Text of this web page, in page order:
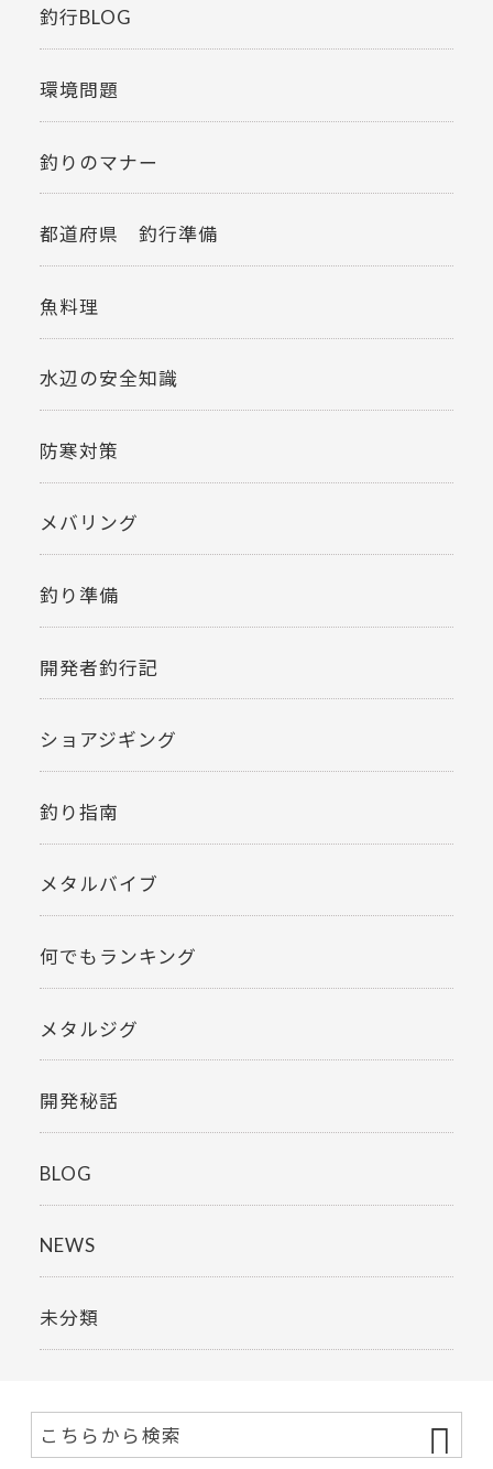
釣行BLOG
環境問題
釣りのマナー
都道府県 釣行準備
魚料理
水辺の安全知識
防寒対策
メバリング
釣り準備
開発者釣行記
ショアジギング
釣り指南
メタルバイブ
何でもランキング
メタルジグ
開発秘話
BLOG
NEWS
未分類